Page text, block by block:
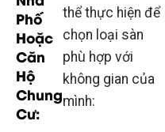
Phố
Hoặc
Căn
Hộ
Chung
Cư:
thể thực hiện để
chọn loại sàn
phù hợp với
không gian của
mình: